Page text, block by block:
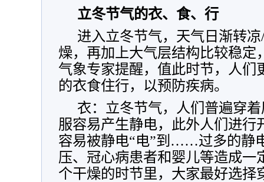
立冬节气的衣、食、行
进入立冬节气，天气日渐转
燥，再加上大气层结构比较稳定
气象专家提醒，值此时节，人们
的衣食住行，以预防疾病。
衣：立冬节气，人们普遍穿
服容易产生静电，此外人们进行
容易被静电“电”到……过多的静
压、冠心病患者和婴儿等造成一
个干燥的时节里，大家最好选择